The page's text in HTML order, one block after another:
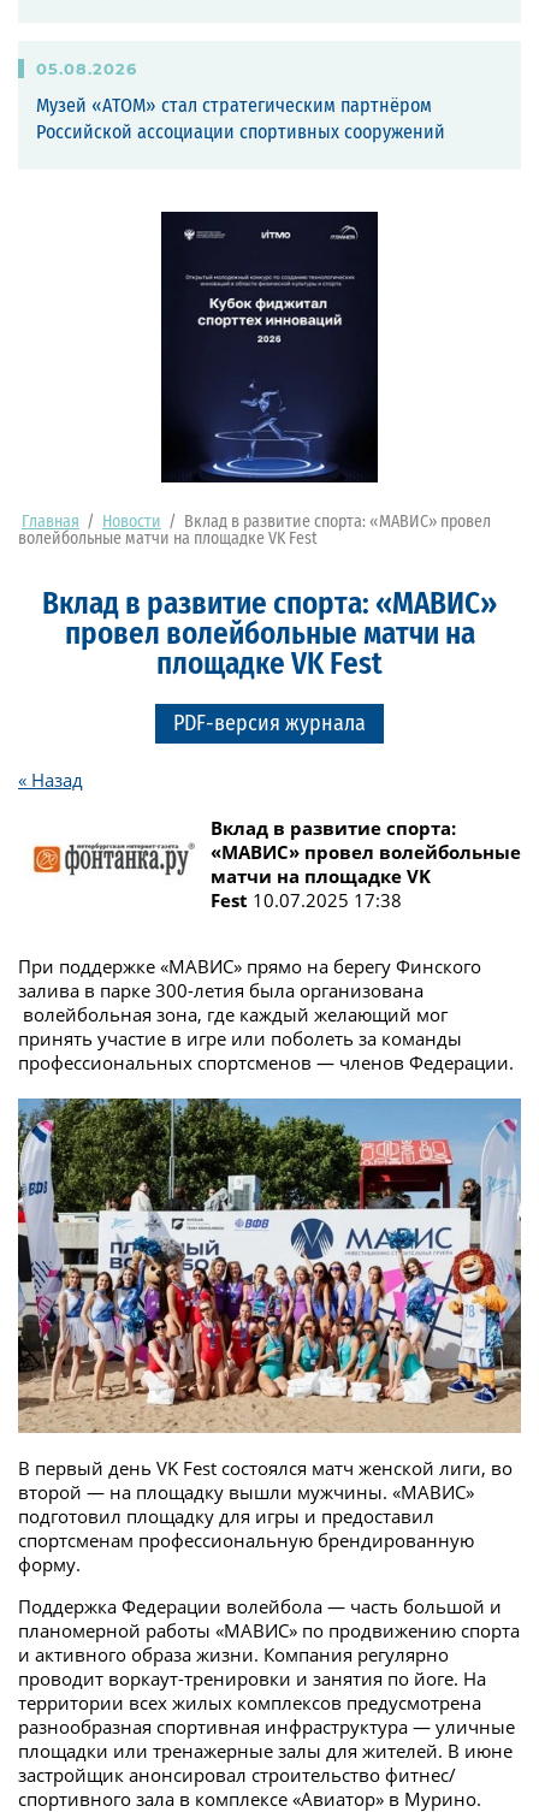
05.08.2026
Музей «АТОМ» стал стратегическим партнёром
Российской ассоциации спортивных сооружений
Главная / Новости /
Вклад в развитие спорта: «МАВИС» провел
волейбольные матчи на площадке VK Fest
Вклад в развитие спорта: «МАВИС»
провел волейбольные матчи на
площадке VK Fest
PDF-версия журнала
« Назад
Вклад в развитие спорта:
«МАВИС» провел волейбольные
матчи на площадке VK
Fest 10.07.2025 17:38
При поддержке «МАВИС» прямо на берегу Финского
залива в парке 300-летия была организована
волейбольная зона, где каждый желающий мог
принять участие в игре или поболеть за команды
профессиональных спортсменов — членов Федерации.
В первый день VK Fest состоялся матч женской лиги, во
второй — на площадку вышли мужчины. «МАВИС»
подготовил площадку для игры и предоставил
спортсменам профессиональную брендированную
форму.
Поддержка Федерации волейбола — часть большой и
планомерной работы «МАВИС» по продвижению спорта
и активного образа жизни. Компания регулярно
проводит воркаут-тренировки и занятия по йоге. На
территории всех жилых комплексов предусмотрена
разнообразная спортивная инфраструктура — уличные
площадки или тренажерные залы для жителей. В июне
застройщик анонсировал строительство фитнес/
спортивного зала в комплексе «Авиатор» в Мурино.